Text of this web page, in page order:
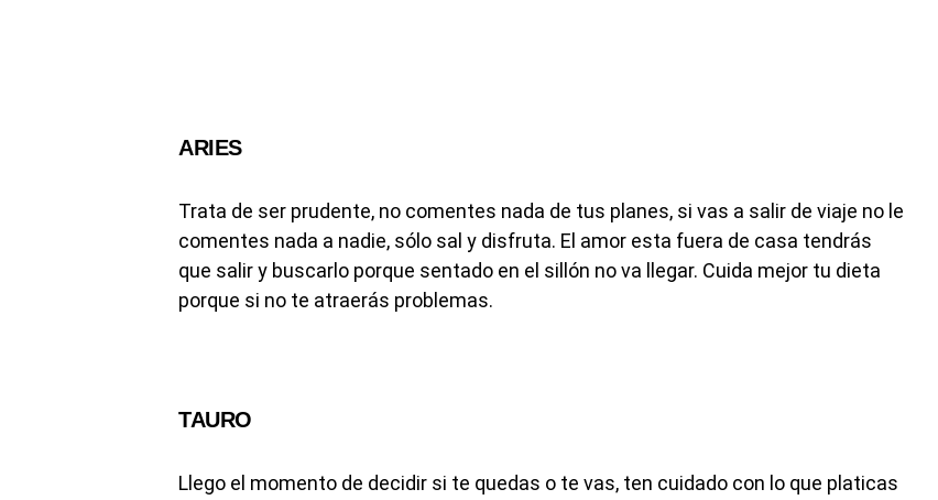
ARIES
Trata de ser prudente, no comentes nada de tus planes, si vas a salir de viaje no le
comentes nada a nadie, sólo sal y disfruta. El amor esta fuera de casa tendrás
que salir y buscarlo porque sentado en el sillón no va llegar. Cuida mejor tu dieta
porque si no te atraerás problemas.
TAURO
Llego el momento de decidir si te quedas o te vas, ten cuidado con lo que platicas